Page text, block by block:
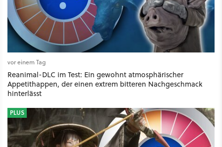
vor einem Tag
Reanimal-DLC im Test: Ein gewohnt atmosphärischer
Appetithappen, der einen extrem bitteren Nachgeschmack
hinterlässt
PLUS